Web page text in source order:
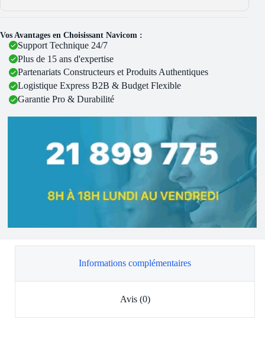
Vos Avantages en Choisissant Navicom :
Support Technique 24/7
Plus de 15 ans d'expertise
Partenariats Constructeurs et Produits Authentiques
Logistique Express B2B & Budget Flexible
Garantie Pro & Durabilité
Informations complémentaires
Avis (0)